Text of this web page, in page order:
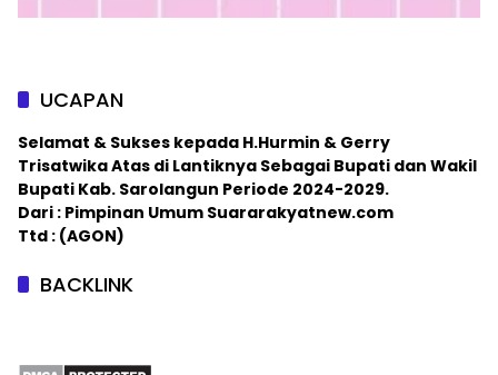
UCAPAN
Selamat & Sukses kepada H.Hurmin & Gerry
Trisatwika Atas di Lantiknya Sebagai Bupati dan Wakil
Bupati Kab. Sarolangun Periode 2024-2029.
Dari : Pimpinan Umum Suararakyatnew.com
Ttd : (AGON)
BACKLINK